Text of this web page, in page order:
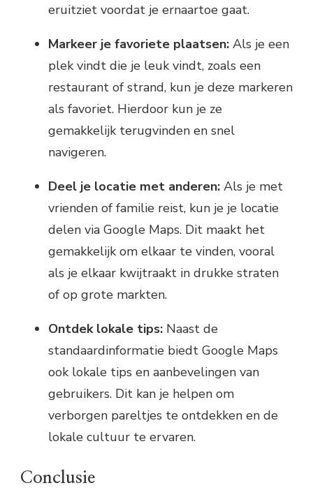
eruitziet voordat je ernaartoe gaat.
Markeer je favoriete plaatsen: Als je een
plek vindt die je leuk vindt, zoals een
restaurant of strand, kun je deze markeren
als favoriet. Hierdoor kun je ze
gemakkelijk terugvinden en snel
navigeren.
Deel je locatie met anderen: Als je met
vrienden of familie reist, kun je je locatie
delen via Google Maps. Dit maakt het
gemakkelijk om elkaar te vinden, vooral
als je elkaar kwijtraakt in drukke straten
of op grote markten.
Ontdek lokale tips: Naast de
standaardinformatie biedt Google Maps
ook lokale tips en aanbevelingen van
gebruikers. Dit kan je helpen om
verborgen pareltjes te ontdekken en de
lokale cultuur te ervaren.
Conclusie